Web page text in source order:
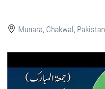
Munara, Chakwal, Pakistan